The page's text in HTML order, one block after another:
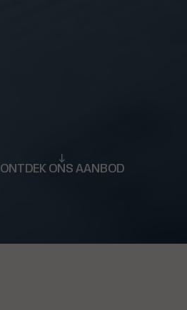
ONTDEK ONS AANBOD